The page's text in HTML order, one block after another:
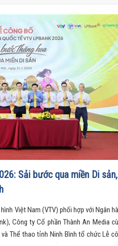
Sải bước qua miền Di sản,
Việt Nam (VTV) phối hợp với Ngân
Công ty Cổ phần Thành An Media
và Thể thao tỉnh Ninh Bình tổ chức Lễ